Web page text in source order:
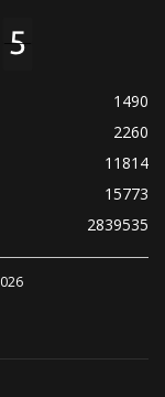
1490
2260
11814
15773
2839535